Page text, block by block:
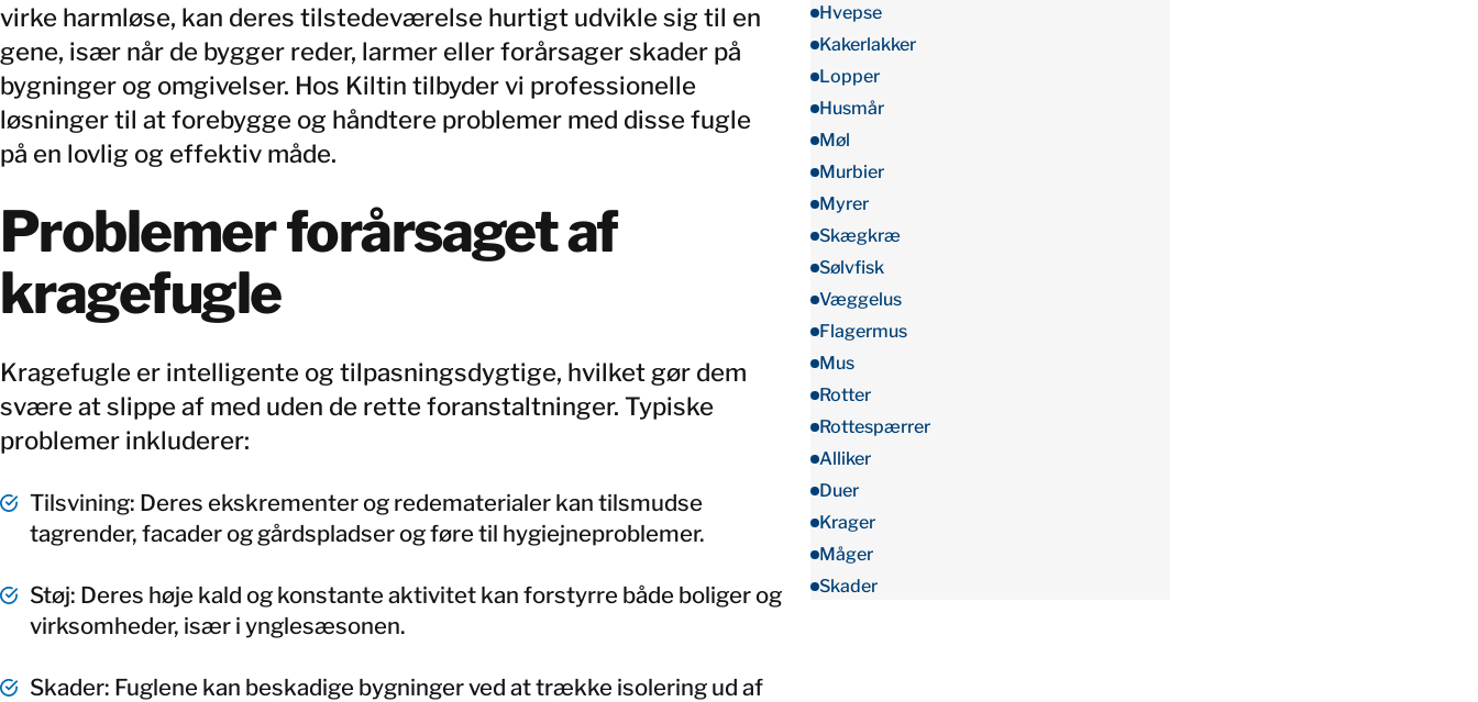
Hvepse
Kakerlakker
Lopper
Husmår
Møl
Murbier
Myrer
Skægkræ
Sølvfisk
Væggelus
Flagermus
Mus
Rotter
Rottespærrer
Alliker
Duer
Krager
Måger
Skader
virke harmløse, kan deres tilstedeværelse hurtigt udvikle sig til en
gene, især når de bygger reder, larmer eller forårsager skader på
bygninger og omgivelser. Hos Kiltin tilbyder vi professionelle
løsninger til at forebygge og håndtere problemer med disse fugle
på en lovlig og effektiv måde.
Problemer forårsaget af
kragefugle
Kragefugle er intelligente og tilpasningsdygtige, hvilket gør dem
svære at slippe af med uden de rette foranstaltninger. Typiske
problemer inkluderer:
Tilsvining: Deres ekskrementer og redematerialer kan tilsmudse
tagrender, facader og gårdspladser og føre til hygiejneproblemer.
Støj: Deres høje kald og konstante aktivitet kan forstyrre både boliger og
virksomheder, især i ynglesæsonen.
Skader: Fuglene kan beskadige bygninger ved at trække isolering ud af